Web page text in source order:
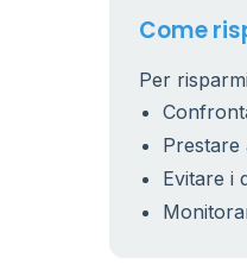
Come
Per
Prestare
Evitare i